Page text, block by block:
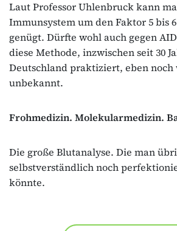
Laut Professor Uhlenbruck kann
Immunsystem um den Faktor 5 bis
genügt. Dürfte wohl auch gegen
diese Methode, inzwischen seit 30
Deutschland praktiziert, eben noch
unbekannt.
Frohmedizin. Molekularmedizin.
Die große Blutanalyse. Die man
selbstverständlich noch
könnte.